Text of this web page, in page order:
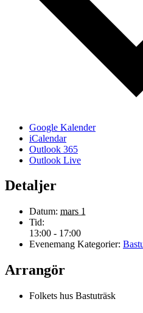
Google Kalender
iCalendar
Outlook 365
Outlook Live
Detaljer
Datum: mars 1
Tid:
13:00 - 17:00
Evenemang Kategorier:
Arrangör
Folkets hus Bastuträsk